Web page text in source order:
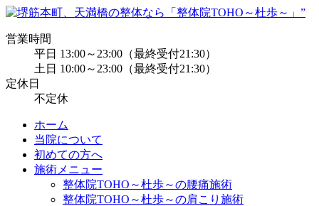
営業時間
平日 13:00～23:00（最終受付21:30）
土日 10:00～23:00（最終受付21:30）
定休日
不定休
ホーム
当院について
初めての方へ
施術メニュー
整体院TOHO～杜歩～の腰痛施術
整体院TOHO～杜歩～の肩こり施術